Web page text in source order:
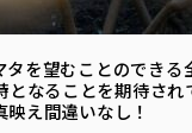
を望むことのできる
なることを期待され
え間違いなし！